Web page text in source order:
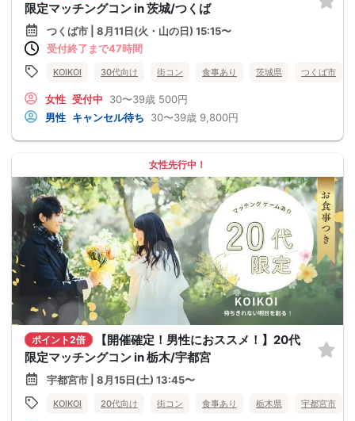
限定マッチングコン in 茨城/つくば
つくば市 | 8月11日(火・山の日) 15:15〜
受付終了まで47時間
KOIKOI 30代向け 街コン 食事あり 茨城県 つくば市
女性 受付中 30〜39歳 500円
男性 キャンセル待ち 30〜39歳 9,800円
女性先行中！
ポイント2倍
【開催確定！男性におススメ！】20代
限定マッチングコン in 栃木/宇都宮
宇都宮市 | 8月15日(土) 13:45〜
KOIKOI 20代向け 街コン 食事あり 栃木県 宇都宮市